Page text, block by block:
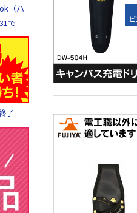
（ハ
で
了